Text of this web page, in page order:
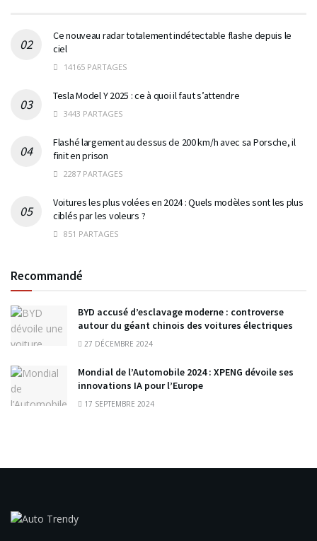
Ce nouveau radar totalement indétectable flashe depuis le
ciel
14165 PARTAGES
Tesla Model Y 2025 : ce à quoi il faut s’attendre
3443 PARTAGES
Flashé largement au dessus de 200 km/h avec sa Porsche, il
finit en prison
2287 PARTAGES
Voitures les plus volées en 2024 : Quels modèles sont les plus
ciblés par les voleurs ?
851 PARTAGES
Recommandé
BYD accusé d’esclavage moderne : controverse
autour du géant chinois des voitures électriques
27 DÉCEMBRE 2024
Mondial de l’Automobile 2024 : XPENG dévoile ses
innovations IA pour l’Europe
17 SEPTEMBRE 2024